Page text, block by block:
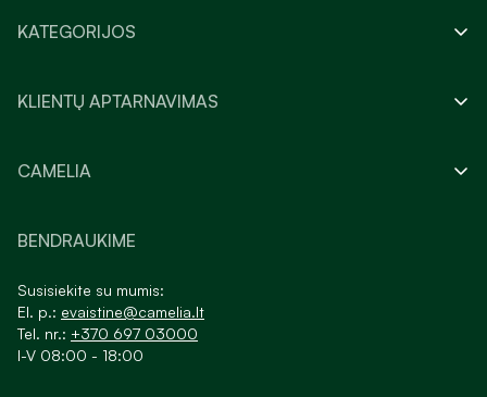
KATEGORIJOS
KLIENTŲ APTARNAVIMAS
CAMELIA
BENDRAUKIME
Susisiekite su mumis:
El. p.: evaistine@camelia.lt
Tel. nr.: +370 697 03000
I-V 08:00 - 18:00